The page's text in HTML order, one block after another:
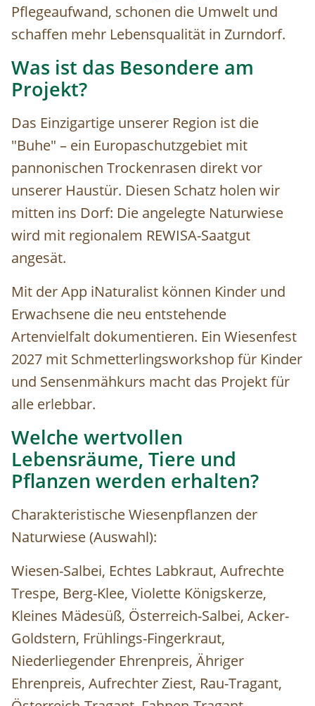
Pflegeaufwand, schonen die Umwelt und
schaffen mehr Lebensqualität in Zurndorf.
Was ist das Besondere am
Projekt?
Das Einzigartige unserer Region ist die
"Buhe" – ein Europaschutzgebiet mit
pannonischen Trockenrasen direkt vor
unserer Haustür. Diesen Schatz holen wir
mitten ins Dorf: Die angelegte Naturwiese
wird mit regionalem REWISA-Saatgut
angesät.
Mit der App iNaturalist können Kinder und
Erwachsene die neu entstehende
Artenvielfalt dokumentieren. Ein Wiesenfest
2027 mit Schmetterlingsworkshop für Kinder
und Sensenmähkurs macht das Projekt für
alle erlebbar.
Welche wertvollen
Lebensräume, Tiere und
Pflanzen werden erhalten?
Charakteristische Wiesenpflanzen der
Naturwiese (Auswahl):
Wiesen-Salbei, Echtes Labkraut, Aufrechte
Trespe, Berg-Klee, Violette Königskerze,
Kleines Mädesüß, Österreich-Salbei, Acker-
Goldstern, Frühlings-Fingerkraut,
Niederliegender Ehrenpreis, Ähriger
Ehrenpreis, Aufrechter Ziest, Rau-Tragant,